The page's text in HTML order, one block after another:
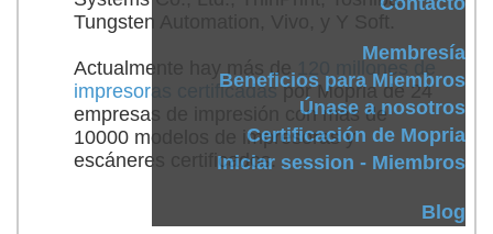
Membresía
Beneficios para Miembros
Únase a nosotros
Certificación de Mopria
Iniciar session - Miembros
Blog
Tungsten Automation, Vivo, y Y Soft.
Actualmente hay más de 120 millones de
impresoras certificadaspor Mopria de 24
empresas de impresión con más de
10000 modelos de impresoras y
escáneres certificados.